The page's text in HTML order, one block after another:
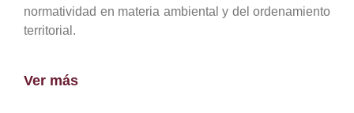
normatividad en materia ambiental y del ordenamiento
territorial.
Ver más